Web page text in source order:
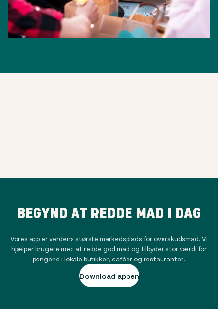
BEGYND AT REDDE MAD I DAG
Vores app er verdens største markedsplads for overskudsmad. Vi
hjælper brugere med at redde god mad og tilbyder stor værdi for
pengene i lokale butikker, caféer og restauranter.
Download appen